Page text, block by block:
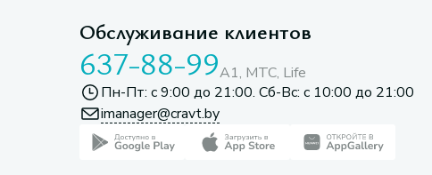
Обслуживание клиентов
637-88-99A1, МТС, Life
Пн-Пт: с 9:00 до 21:00. Сб-Вс: с 10:00 до 21:00
imanager@cravt.by